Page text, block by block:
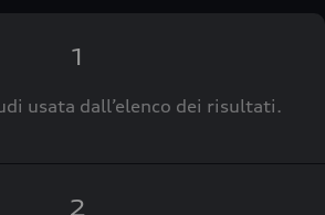
1
usata dall’elenco dei risultati.
2